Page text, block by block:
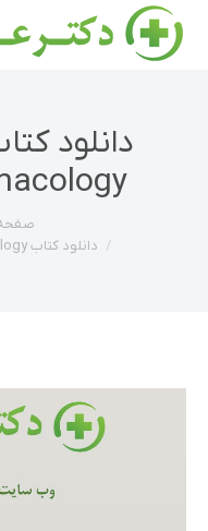
دانلود کتاب Introductory Clinical Pharmacology